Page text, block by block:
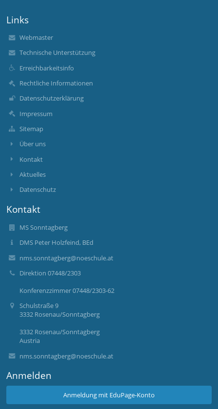
Links
Webmaster
Technische Unterstützung
Erreichbarkeitsinfo
Rechtliche Informationen
Datenschutzerklärung
Impressum
Sitemap
Über uns
Kontakt
Aktuelles
Datenschutz
Kontakt
MS Sonntagberg
DMS Peter Holzfeind, BEd
nms.sonntagberg@noeschule.at
Direktion 07448/2303
Konferenzzimmer 07448/2303-62
Schulstraße 9
3332 Rosenau/Sonntagberg
3332 Rosenau/Sonntagberg
Austria
nms.sonntagberg@noeschule.at
Anmelden
Anmeldung mit EduPage-Konto